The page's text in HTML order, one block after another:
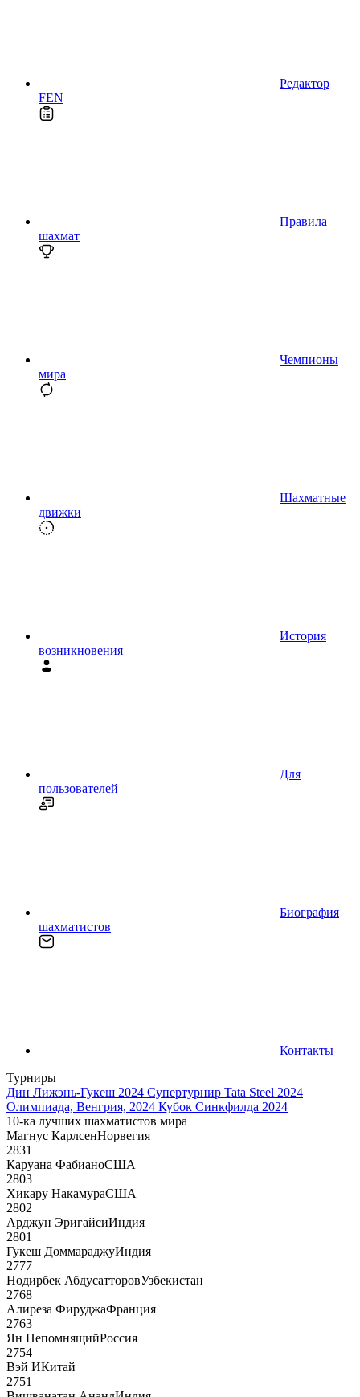
Редактор
FEN
Правила
шахмат
Чемпионы
мира
Шахматные
движки
История
возникновения
Для
пользователей
Биография
шахматистов
Контакты
Турниры
Дин Лижэнь-Гукеш 2024 Супертурнир Tata Steel 2024
Олимпиада, Венгрия, 2024 Кубок Синкфилда 2024
10-ка лучших шахматистов мира
Магнус КарлсенНорвегия
2831
Каруана ФабианоСША
2803
Хикару НакамураСША
2802
Арджун ЭригайсиИндия
2801
Гукеш ДоммараджуИндия
2777
Нодирбек АбдусатторовУзбекистан
2768
Алиреза ФируджаФранция
2763
Ян НепомнящийРоссия
2754
Вэй ИКитай
2751